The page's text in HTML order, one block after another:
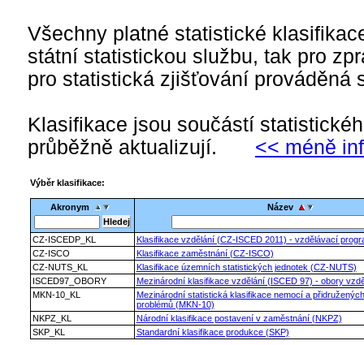
Všechny platné statistické
státní statistickou službu, tak pro
pro statistická zjišťování prováděná
Klasifikace jsou součástí
průběžně aktualizují.
<< méně
Výběr klasifikace:
Akronym Název
CZ-ISCEDP_KL
Klasifikace vzdělání (CZ-ISCED 2011) - vzdělávací
CZ-ISCO
Klasifikace zaměstnání (CZ-ISCO)
CZ-NUTS_KL
Klasifikace územních statistických jednotek (CZ-NUTS)
ISCED97_OBORY
Mezinárodní klasifikace vzdělání (ISCED 97) - obory
MKN-10_KL
Mezinárodní statistická klasifikace nemocí a
problémů (MKN-10)
NKPZ_KL
Národní klasifikace postavení v zaměstnání (NKPZ)
SKP_KL
Standardní klasifikace produkce (SKP)